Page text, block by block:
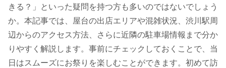
きる？」といった疑問を持つ方も多いのではないでしょう
か。本記事では、屋台の出店エリアや混雑状況、渋川駅周
辺からのアクセス方法、さらに近隣の駐車場情報まで分か
りやすく解説します。事前にチェックしておくことで、当
日はスムーズにお祭りを楽しむことができます。初めて訪